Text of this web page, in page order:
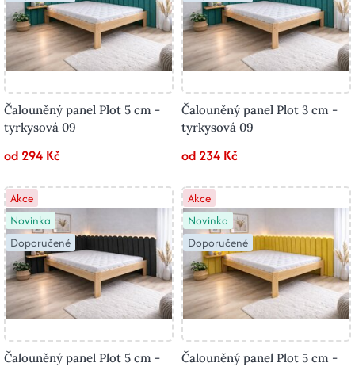
Čalouněný panel Plot 5 cm -
tyrkysová 09
od 294 Kč
Čalouněný panel Plot 3 cm -
tyrkysová 09
od 234 Kč
Akce
Novinka
Doporučené
Čalouněný panel Plot 5 cm -
Akce
Novinka
Doporučené
Čalouněný panel Plot 5 cm -